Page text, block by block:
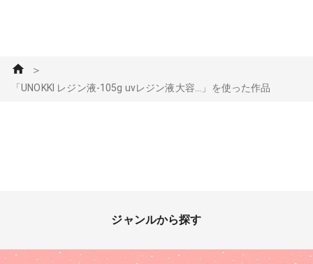
＞
「UNOKKI レジン液-105g uvレジン液大容...」を使った作品
ジャンルから探す